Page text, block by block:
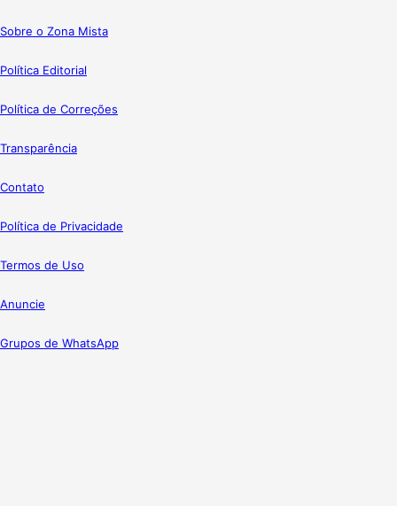
Sobre o Zona Mista
Política Editorial
Política de Correções
Transparência
Contato
Política de Privacidade
Termos de Uso
Anuncie
Grupos de WhatsApp